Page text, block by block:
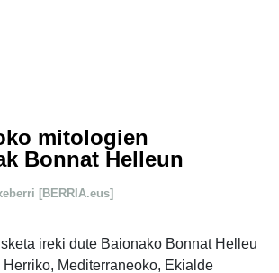
mitologien
Bonnat Helleun
[BERRIA.eus]
ireki dute Baionako Bonnat Helleu
Mediterraneoko, Ekialde